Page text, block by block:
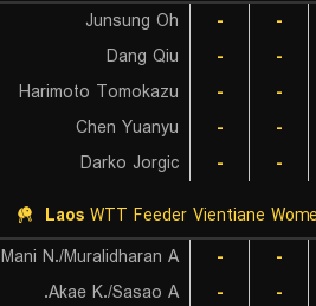
Junsung Oh
- -
Dang Qiu
- -
Harimoto Tomokazu
- -
Chen Yuanyu
- -
Darko Jorgic
- -
Laos WTT Feeder Vientiane
Mani N./Muralidharan A.
- -
Akae K./Sasao A.
- -